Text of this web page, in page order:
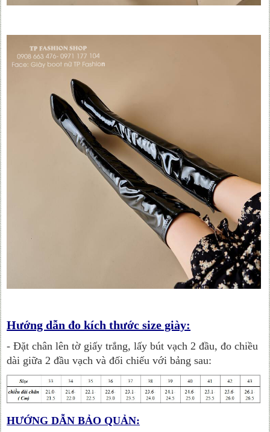
Hướng dẫn đo kích thước size giày:
- Đặt chân lên tờ giấy trắng, lấy bút vạch 2 đầu, đo chiều
dài giữa 2 đầu vạch và đối chiếu với bảng sau:
HƯỚNG DẪN BẢO QUẢN: